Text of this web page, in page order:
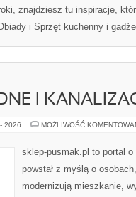
znajdziesz tu inspiracje,
i Sprzęt kuchenny i
I
2026 MOŻLIWOŚĆ
sklep-pusmak.pl to portal
powstał z myślą o
modernizują mieszkanie,